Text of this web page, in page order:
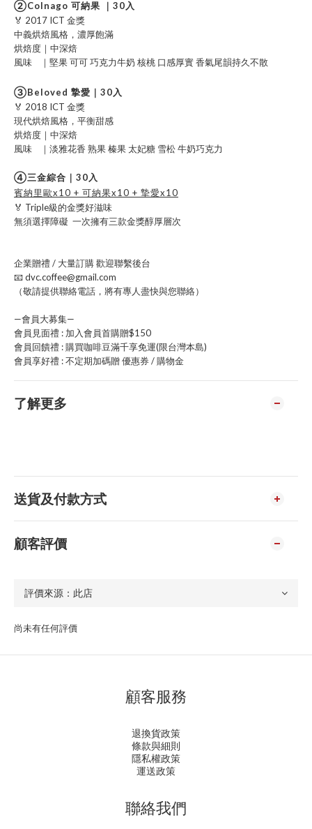
②Colnago 可納果 ｜30入
🏅 2017 ICT 金獎
中義烘焙風格，濃厚飽滿
烘焙度｜中深焙
風味 ｜堅果 可可 巧克力牛奶 核桃 口感厚實 香氣尾韻持久不散
③Beloved 摯愛｜30入
🏅 2018 ICT 金獎
現代烘焙風格，平衡甜感
烘焙度｜中深焙
風味 ｜淡雅花香 熟果 榛果 太妃糖 雪松 牛奶巧克力
④三金綜合｜30入
賓納里歐x10 + 可納果x10 + 摯愛x10
🏅 Triple級的金獎好滋味
無須選擇障礙 一次擁有三款金獎醇厚層次
企業贈禮 / 大量訂購 歡迎聯繫後台
📧 dvc.coffee@gmail.com
（敬請提供聯絡電話，將有專人盡快與您聯絡）
—會員大募集—
會員見面禮 : 加入會員首購贈$150
會員回饋禮 : 購買咖啡豆滿千享免運(限台灣本島)
會員享好禮 : 不定期加碼贈 優惠券 / 購物金
了解更多
送貨及付款方式
顧客評價
尚未有任何評價
顧客服務
退換貨政策
條款與細則
隱私權政策
運送政策
聯絡我們